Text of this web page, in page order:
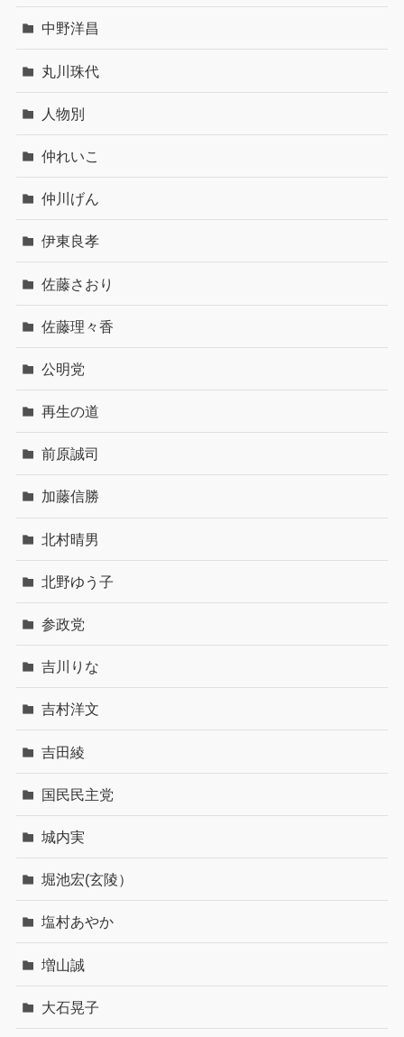
中野洋昌
丸川珠代
人物別
仲れいこ
仲川げん
伊東良孝
佐藤さおり
佐藤理々香
公明党
再生の道
前原誠司
加藤信勝
北村晴男
北野ゆう子
参政党
吉川りな
吉村洋文
吉田綾
国民民主党
城内実
堀池宏(玄陵）
塩村あやか
増山誠
大石晃子